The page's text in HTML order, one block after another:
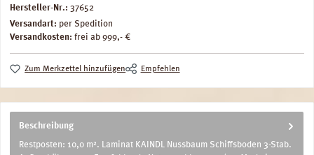
Hersteller-Nr.: 37652
Versandart: per Spedition
Versandkosten: frei ab 999,- €
Zum Merkzettel hinzufügen Empfehlen
Beschreibung
Restposten: 10,0 m². Laminat KAINDL Nussbaum Schiffsboden 3-Stab.